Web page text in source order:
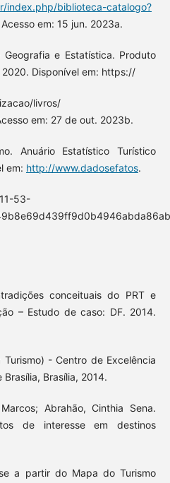
index.php/biblioteca-catalogo?
Acesso em: 15 jun. 2023a.
e Estatística. Produto
Disponível em: https://
livros/
em: 27 de out. 2023b.
Anuário Estatístico Turístico
em: http://www.dadosefatos.
53-
conceituais do PRT e
– Estudo de caso: DF. 2014.
- Centro de Excelência
Brasília, 2014.
Abrahão, Cinthia Sena.
de interesse em destinos
a partir do Mapa do Turismo